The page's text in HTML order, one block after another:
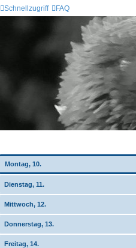
Schnellzugriff FAQ
Montag, 10.
Dienstag, 11.
Mittwoch, 12.
Donnerstag, 13.
Freitag, 14.